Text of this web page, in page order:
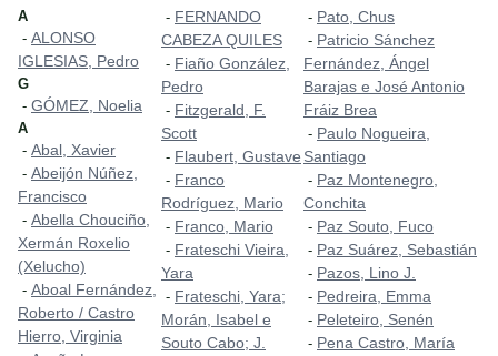
A
- ALONSO
IGLESIAS, Pedro
G
- GÓMEZ, Noelia
A
- Abal, Xavier
- Abeijón Núñez,
Francisco
- Abella Chouciño,
Xermán Roxelio
(Xelucho)
- Aboal Fernández,
Roberto / Castro
Hierro, Virginia
- FERNANDO
CABEZA QUILES
- Fiaño González,
Pedro
- Fitzgerald, F.
Scott
- Flaubert, Gustave
- Franco
Rodríguez, Mario
- Franco, Mario
- Frateschi Vieira,
Yara
- Frateschi, Yara;
Morán, Isabel e
Souto Cabo; J.
- Pato, Chus
- Patricio Sánchez
Fernández, Ángel
Barajas e José Antonio
Fráiz Brea
- Paulo Nogueira,
Santiago
- Paz Montenegro,
Conchita
- Paz Souto, Fuco
- Paz Suárez, Sebastián
- Pazos, Lino J.
- Pedreira, Emma
- Peleteiro, Senén
- Pena Castro, María